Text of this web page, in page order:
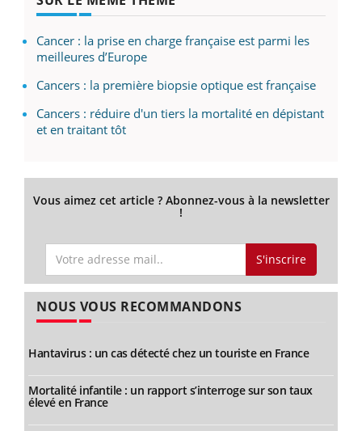
Cancer : la prise en charge française est parmi les
meilleures d’Europe
Cancers : la première biopsie optique est française
Cancers : réduire d'un tiers la mortalité en dépistant
et en traitant tôt
Vous aimez cet article ? Abonnez-vous à la newsletter
!
S'inscrire
NOUS VOUS RECOMMANDONS
Hantavirus : un cas détecté chez un touriste en France
Mortalité infantile : un rapport s’interroge sur son taux
élevé en France